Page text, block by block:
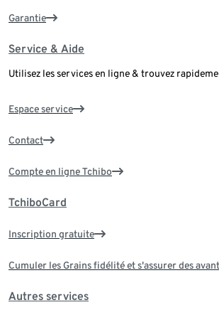
Garantie
Service & Aide
Utilisez les services en ligne & trouvez
Espace service
Contact
Compte en ligne Tchibo
TchiboCard
Inscription gratuite
Cumuler les Grains fidélité et s'assurer des
Autres services